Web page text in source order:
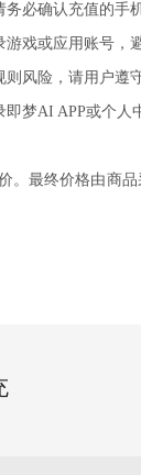
必确认充值的手
戏或应用账号，
风险，请用户遵
梦AI APP或个人
。最终价格由商